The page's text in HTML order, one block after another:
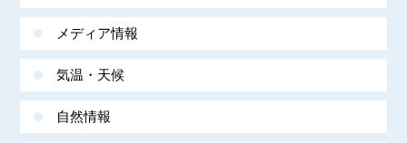
メディア情報
気温・天候
自然情報